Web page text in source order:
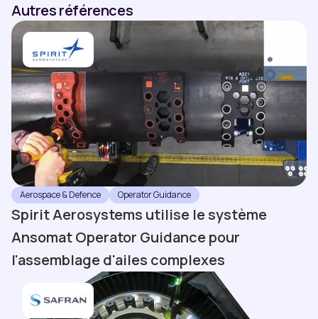
Autres références
Aerospace & Defence Operator Guidance
Spirit Aerosystems utilise le système
Ansomat Operator Guidance pour
l'assemblage d'ailes complexes